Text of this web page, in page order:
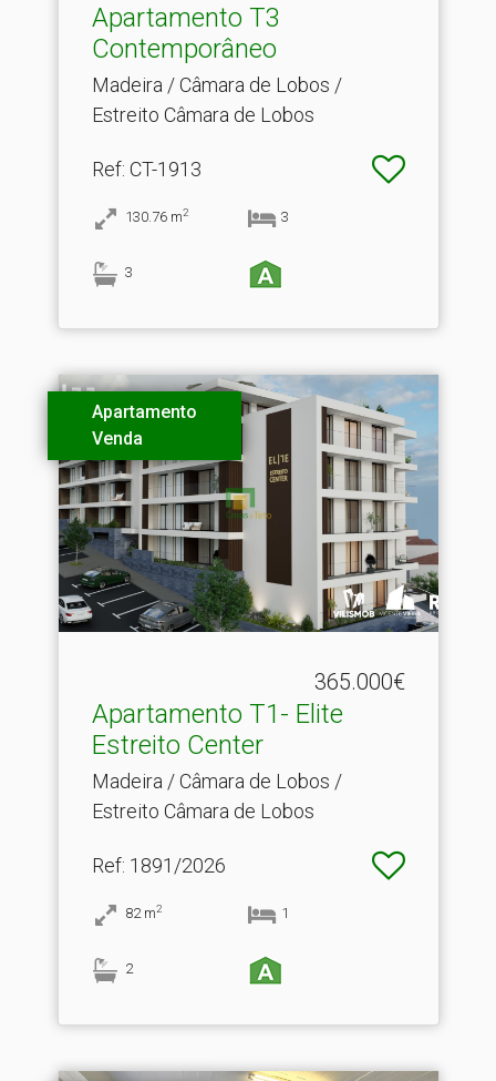
Apartamento T3
Contemporâneo
Madeira / Câmara de Lobos /
Estreito Câmara de Lobos
Ref: CT-1913
130.76 m2 3
3
Apartamento
Venda
365.000€
Apartamento T1- Elite
Estreito Center
Madeira / Câmara de Lobos /
Estreito Câmara de Lobos
Ref: 1891/2026
82 m2 1
2